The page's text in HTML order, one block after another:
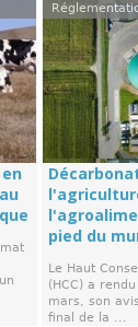
pied du
Le Haut
(HCC) a
mars, son
final de la ...